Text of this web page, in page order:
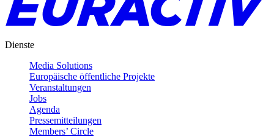
Dienste
Media Solutions
Europäische öffentliche Projekte
Veranstaltungen
Jobs
Agenda
Pressemitteilungen
Members’ Circle